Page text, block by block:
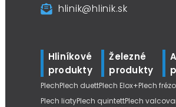
hlinik@hlinik.sk
Hliníkové
produkty
Železné
produkty
PlechPlech duettPlech Elox+Plech
Plech liatyPlech quintettPlech